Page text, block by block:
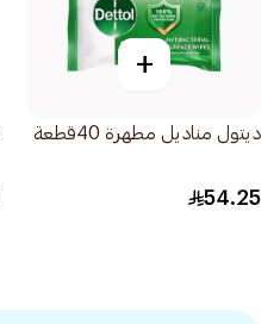
+
ديتول مناديل مطهرة 40قطعة
54.25